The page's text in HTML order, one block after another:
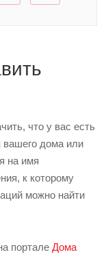
что у вас есть
вашего дома или
на имя
к которому
можно найти
портале Дома